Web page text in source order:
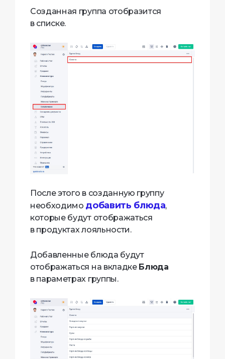
Созданная группа отобразится
в списке.
После этого в созданную группу
необходимо добавить блюда,
которые будут отображаться
в продуктах лояльности.
Добавленные блюда будут
отображаться на вкладке Блюда
в параметрах группы.